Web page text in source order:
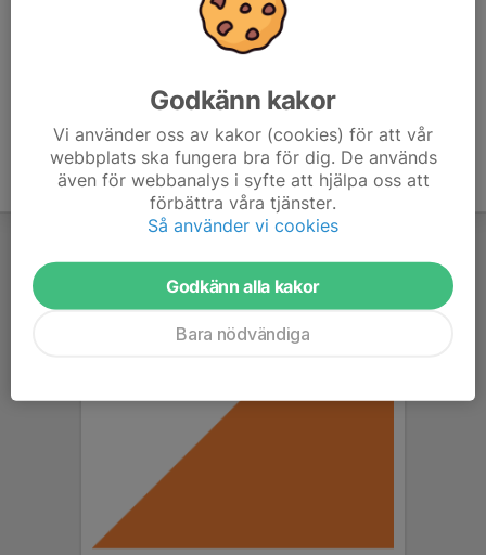
Godkänn kakor
Vi använder oss av kakor (cookies) för att vår
webbplats ska fungera bra för dig. De används
även för webbanalys i syfte att hjälpa oss att
förbättra våra tjänster.
Så använder vi cookies
Godkänn alla kakor
Bara nödvändiga